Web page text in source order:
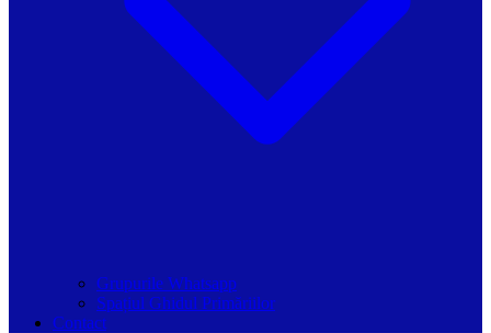
Grupurile Whatsapp
Spațiul Ghidul Primăriilor
Contact